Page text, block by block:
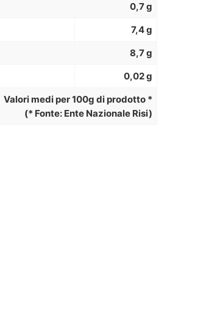
0,7 g
7,4 g
8,7 g
0,02 g
Valori medi per 100g di prodotto *
(* Fonte: Ente Nazionale Risi)